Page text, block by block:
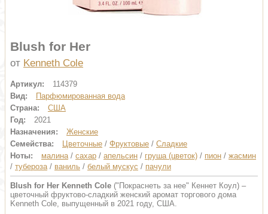
Blush for Her
от Kenneth Cole
Артикул:
114379
Вид:
Парфюмированная вода
Страна:
США
Год:
2021
Назначения:
Женские
Семейства:
Цветочные / Фруктовые / Сладкие
Ноты:
малина/ сахар / апельсин / груша (цветок) / пион / жасмин
/ тубероза/ ваниль / белый мускус / пачули
Blush for Her Kenneth Cole ("Покраснеть за нее" Кеннет Коул) –
цветочный фруктово-сладкий женский аромат торгового дома
Kenneth Cole, выпущенный в 2021 году, США.